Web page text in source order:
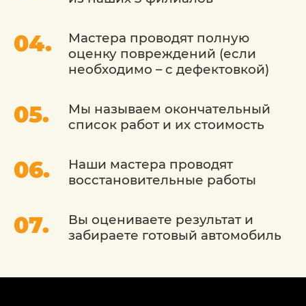
Осуществить такой подбор «в гаражных
условиях» практически невозможно,
даже если вы знаете маркировку краски.
изменяется. Поэтому если вы хотите,
чтобы восстановленная деталь не
ВИДЫ ПОКРАСКИ ФОРД,
ОСОБЕННОСТИ ИХ
ПРОВЕДЕНИЯ
Исходя из сложности и масштабности
Мастера проводят полную
оценку повреждений (если
необходимо – с дефектовкой)
Мы называем окончательный
список работ и их стоимость
Наши мастера проводят
восстановительные работы
Вы оцениваете результат и
забираете готовый автомобиль